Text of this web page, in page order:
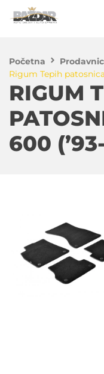
Početna
Rigum Tepih
RIGUM
600